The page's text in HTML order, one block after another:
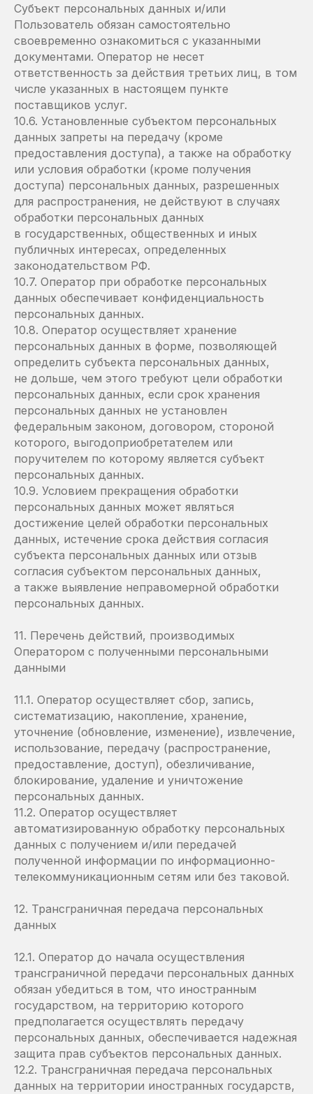
Субъект персональных данных и/или
Пользователь обязан самостоятельно
своевременно ознакомиться с указанными
документами. Оператор не несет
ответственность за действия третьих лиц, в том
числе указанных в настоящем пункте
поставщиков услуг.
10.6. Установленные субъектом персональных
данных запреты на передачу (кроме
предоставления доступа), а также на обработку
или условия обработки (кроме получения
доступа) персональных данных, разрешенных
для распространения, не действуют в случаях
обработки персональных данных
в государственных, общественных и иных
публичных интересах, определенных
законодательством РФ.
10.7. Оператор при обработке персональных
данных обеспечивает конфиденциальность
персональных данных.
10.8. Оператор осуществляет хранение
персональных данных в форме, позволяющей
определить субъекта персональных данных,
не дольше, чем этого требуют цели обработки
персональных данных, если срок хранения
персональных данных не установлен
федеральным законом, договором, стороной
которого, выгодоприобретателем или
поручителем по которому является субъект
персональных данных.
10.9. Условием прекращения обработки
персональных данных может являться
достижение целей обработки персональных
данных, истечение срока действия согласия
субъекта персональных данных или отзыв
согласия субъектом персональных данных,
а также выявление неправомерной обработки
персональных данных.
11. Перечень действий, производимых
Оператором с полученными персональными
данными
11.1. Оператор осуществляет сбор, запись,
систематизацию, накопление, хранение,
уточнение (обновление, изменение), извлечение,
использование, передачу (распространение,
предоставление, доступ), обезличивание,
блокирование, удаление и уничтожение
персональных данных.
11.2. Оператор осуществляет
автоматизированную обработку персональных
данных с получением и/или передачей
полученной информации по информационно-
телекоммуникационным сетям или без таковой.
12. Трансграничная передача персональных
данных
12.1. Оператор до начала осуществления
трансграничной передачи персональных данных
обязан убедиться в том, что иностранным
государством, на территорию которого
предполагается осуществлять передачу
персональных данных, обеспечивается надежная
защита прав субъектов персональных данных.
12.2. Трансграничная передача персональных
данных на территории иностранных государств,